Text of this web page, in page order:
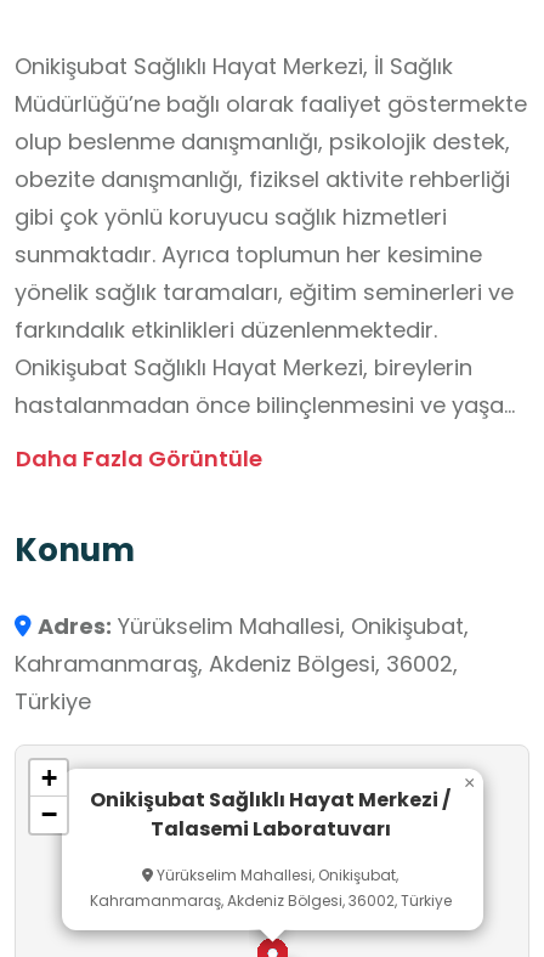
Onikişubat Sağlıklı Hayat Merkezi, İl Sağlık
Müdürlüğü’ne bağlı olarak faaliyet göstermekte
olup beslenme danışmanlığı, psikolojik destek,
obezite danışmanlığı, fiziksel aktivite rehberliği
gibi çok yönlü koruyucu sağlık hizmetleri
sunmaktadır. Ayrıca toplumun her kesimine
yönelik sağlık taramaları, eğitim seminerleri ve
farkındalık etkinlikleri düzenlenmektedir.
Onikişubat Sağlıklı Hayat Merkezi, bireylerin
hastalanmadan önce bilinçlenmesini ve yaşam
kalitelerini artırmasını hedeflemektedir. Özellikle
noktasıdır. Hizmetler ücretsizdir ve randevu
Daha Fazla Görüntüle
Konum
Adres: Yürükselim Mahallesi, Onikişubat,
Kahramanmaraş, Akdeniz Bölgesi, 36002,
Türkiye
Onikişubat Sağlıklı Hayat Merkezi /
Talasemi Laboratuvarı
Yürükselim Mahallesi, Onikişubat,
Kahramanmaraş, Akdeniz Bölgesi, 36002, Türkiye
×
+
−